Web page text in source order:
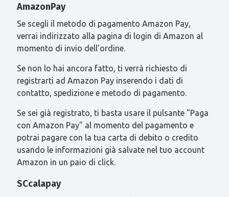
AmazonPay
Se scegli il metodo di pagamento Amazon Pay,
verrai indirizzato alla pagina di login di Amazon al
momento di invio dell’ordine.
Se non lo hai ancora fatto, ti verrà richiesto di
registrarti ad Amazon Pay inserendo i dati di
contatto, spedizione e metodo di pagamento.
Se sei già registrato, ti basta usare il pulsante "Paga
con Amazon Pay" al momento del pagamento e
potrai pagare con la tua carta di debito o credito
usando le informazioni già salvate nel tuo account
Amazon in un paio di click.
SCcalapay